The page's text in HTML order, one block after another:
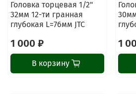
Головка торцевая 1/2"
32мм 12-ти гранная
глубокая L=76мм JTC
1 000 ₽
В корзину
1